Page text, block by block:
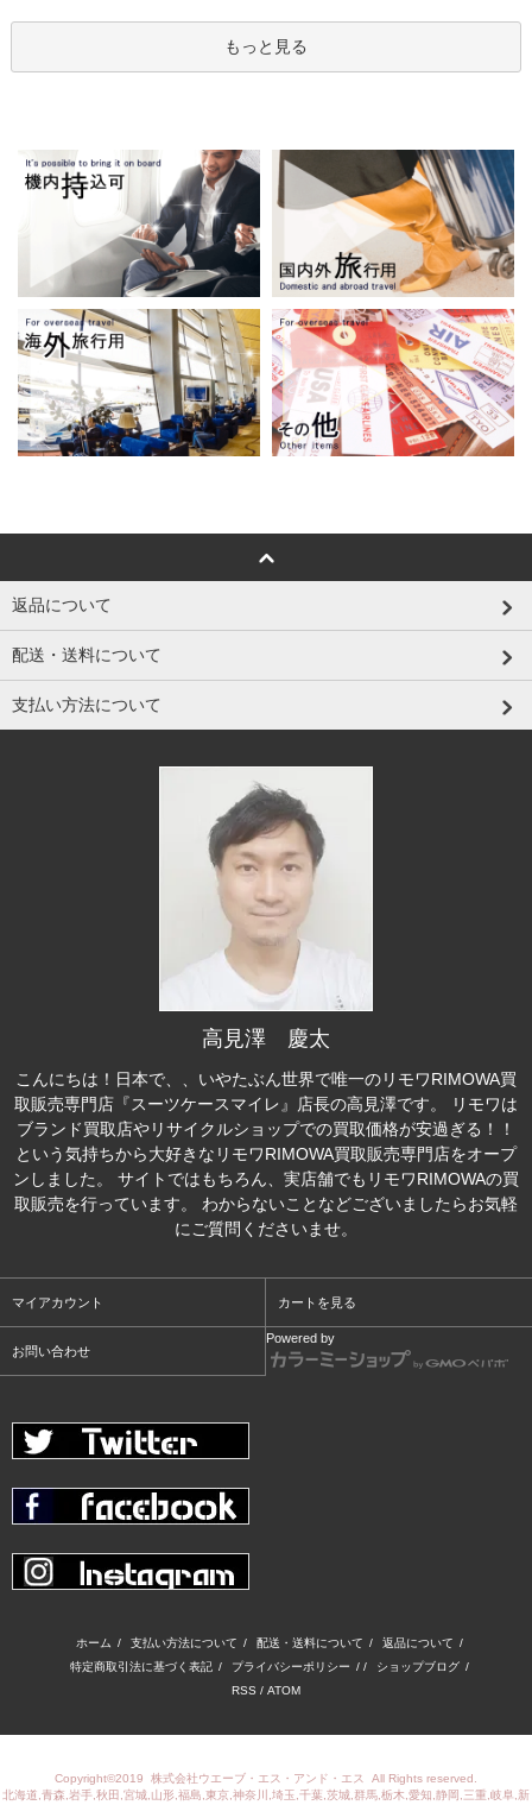
もっと見る
返品について
配送・送料について
支払い方法について
高見澤 慶太
こんにちは！日本で、、いやたぶん世界で唯一のリモワRIMOWA買
取販売専門店『スーツケースマイレ』店長の高見澤です。 リモワは
ブランド買取店やリサイクルショップでの買取価格が安過ぎる！！
という気持ちから大好きなリモワRIMOWA買取販売専門店をオープ
ンしました。 サイトではもちろん、実店舗でもリモワRIMOWAの買
取販売を行っています。 わからないことなどございましたらお気軽
にご質問くださいませ。
マイアカウント カートを見る
お問い合わせ
Powered by
ホーム / 支払い方法について / 配送・送料について / 返品について /
特定商取引法に基づく表記 / プライバシーポリシー / / ショップブログ /
RSS / ATOM
Copyright©2019 株式会社ウエーブ・エス・アンド・エス
All Rights reserved.
北海道,青森,岩手,秋田,宮城,山形,福島,東京,神奈川,埼玉,千葉,茨城,群馬,栃木,愛知,静岡,三重,岐阜,新